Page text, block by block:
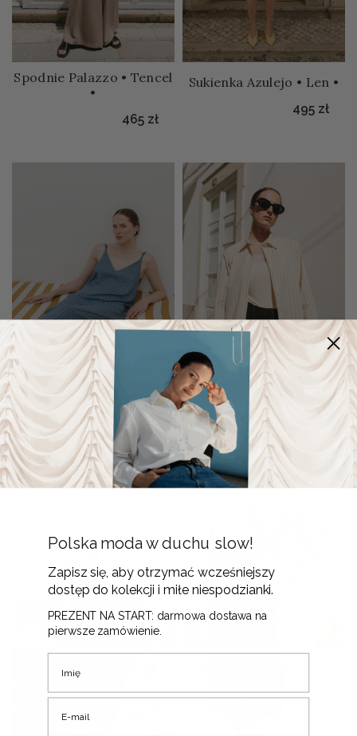
Spodnie Palazzo • Tencel
•
465 zł
Sukienka Azulejo • Len •
495 zł
Sukienka Faro • Wiskoza
Ecovero •
675zł
Koszula Daily • Bawełna
w paski •
Polska moda w duchu slow!
Zapisz się, aby otrzymać wcześniejszy
dostęp do kolekcji i miłe niespodzianki.
PREZENT NA START: darmowa dostawa na
pierwsze zamówienie.
Imię
E-mail